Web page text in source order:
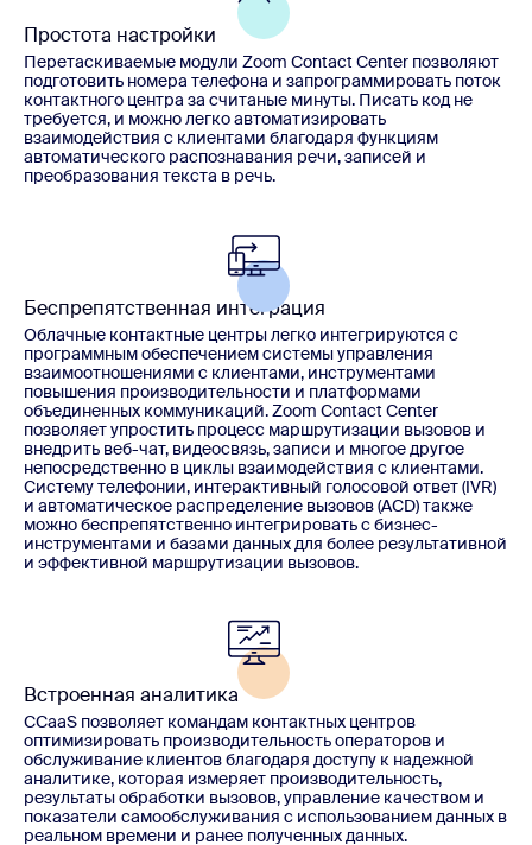
Простота настройки
Перетаскиваемые модули Zoom Contact Center позволяют
подготовить номера телефона и запрограммировать поток
контактного центра за считаные минуты. Писать код не
требуется, и можно легко автоматизировать
взаимодействия с клиентами благодаря функциям
автоматического распознавания речи, записей и
преобразования текста в речь.
Беспрепятственная интеграция
Облачные контактные центры легко интегрируются с
программным обеспечением системы управления
взаимоотношениями с клиентами, инструментами
повышения производительности и платформами
объединенных коммуникаций. Zoom Contact Center
позволяет упростить процесс маршрутизации вызовов и
внедрить веб-чат, видеосвязь, записи и многое другое
непосредственно в циклы взаимодействия с клиентами.
Систему телефонии, интерактивный голосовой ответ (IVR)
и автоматическое распределение вызовов (ACD) также
можно беспрепятственно интегрировать с бизнес-
инструментами и базами данных для более результативной
и эффективной маршрутизации вызовов.
Встроенная аналитика
CCaaS позволяет командам контактных центров
оптимизировать производительность операторов и
обслуживание клиентов благодаря доступу к надежной
аналитике, которая измеряет производительность,
результаты обработки вызовов, управление качеством и
показатели самообслуживания с использованием данных в
реальном времени и ранее полученных данных.